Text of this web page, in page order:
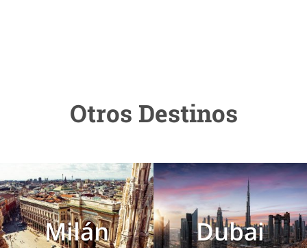
Otros Destinos
Milán Dubai